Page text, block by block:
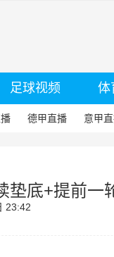
足球视频 体
德甲直播 意甲
垫底+提前一
23:42